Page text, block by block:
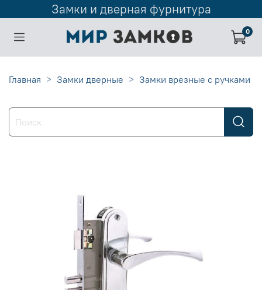
Замки и дверная фурнитура
0
Главная Замки дверные Замки врезные с ручками